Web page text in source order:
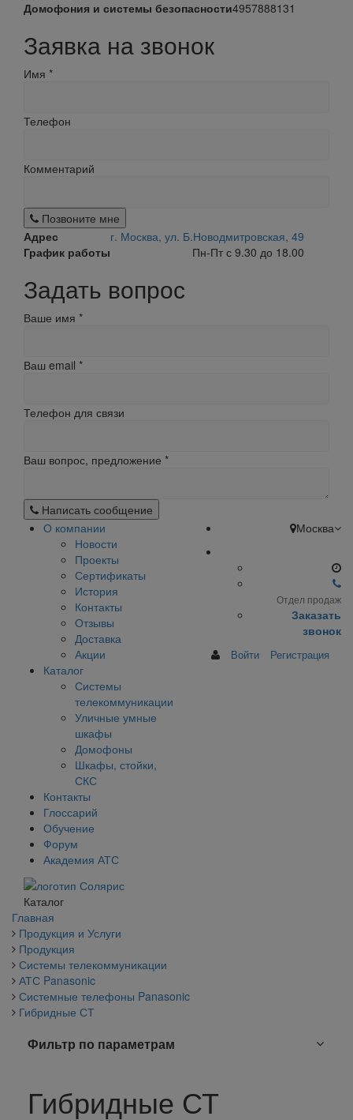
Домофония и системы безопасности4957888131
Заявка на звонок
Имя *
Телефон
Комментарий
Позвоните мне
Адрес
г. Москва, ул. Б.Новодмитровская, 49
График работы
Пн-Пт с 9.30 до 18.00
Задать вопрос
Ваше имя *
Ваш email *
Телефон для связи
Ваш вопрос, предложение *
Написать сообщение
О компании
Новости
Проекты
Сертификаты
История
Контакты
Отзывы
Доставка
Акции
Каталог
Системы
телекоммуникации
Уличные умные
шкафы
Домофоны
Шкафы, стойки,
СКС
Контакты
Глоссарий
Обучение
Форум
Академия АТС
Москва
Отдел продаж
Заказать
звонок
Войти Регистрация
Каталог
Главная
Продукция и Услуги
Продукция
Системы телекоммуникации
АТС Panasonic
Системные телефоны Panasonic
Гибридные СТ
Фильтр по параметрам
Гибридные СТ